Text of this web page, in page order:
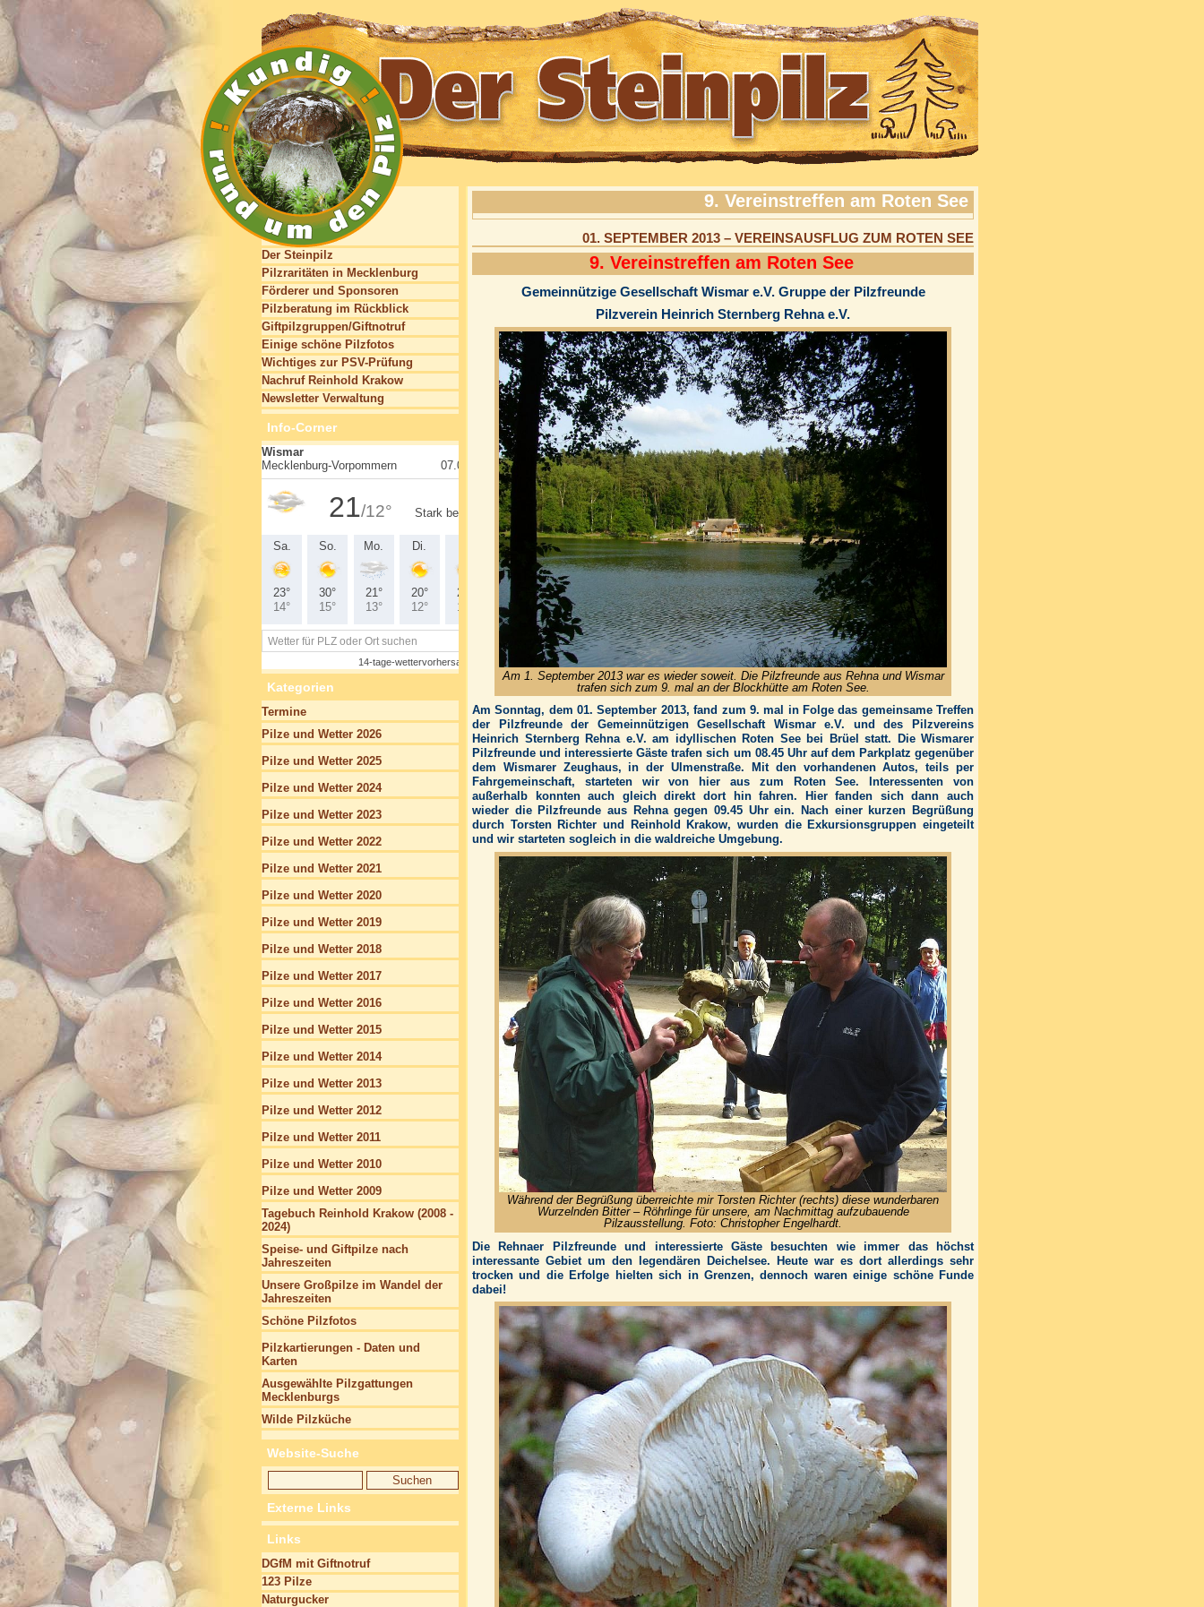
9. Vereinstreffen am Roten See
01. SEPTEMBER 2013 – VEREINSAUSFLUG ZUM ROTEN SEE
9. Vereinstreffen am Roten See
Gemeinnützige Gesellschaft Wismar e.V. Gruppe der Pilzfreunde
Pilzverein Heinrich Sternberg Rehna e.V.
Am 1. September 2013 war es wieder soweit. Die Pilzfreunde aus Rehna und Wismar
trafen sich zum 9. mal an der Blockhütte am Roten See.
Am Sonntag, dem 01. September 2013, fand zum 9. mal in Folge das gemeinsame Treffen
der Pilzfreunde der Gemeinnützigen Gesellschaft Wismar e.V. und des Pilzvereins
Heinrich Sternberg Rehna e.V. am idyllischen Roten See bei Brüel statt. Die Wismarer
Pilzfreunde und interessierte Gäste trafen sich um 08.45 Uhr auf dem Parkplatz gegenüber
dem Wismarer Zeughaus, in der Ulmenstraße. Mit den vorhandenen Autos, teils per
Fahrgemeinschaft, starteten wir von hier aus zum Roten See. Interessenten von
außerhalb konnten auch gleich direkt dort hin fahren. Hier fanden sich dann auch
wieder die Pilzfreunde aus Rehna gegen 09.45 Uhr ein. Nach einer kurzen Begrüßung
durch Torsten Richter und Reinhold Krakow, wurden die Exkursionsgruppen eingeteilt
und wir starteten sogleich in die waldreiche Umgebung.
Während der Begrüßung überreichte mir Torsten Richter (rechts) diese wunderbaren
Wurzelnden Bitter – Röhrlinge für unsere, am Nachmittag aufzubauende
Pilzausstellung. Foto: Christopher Engelhardt.
Die Rehnaer Pilzfreunde und interessierte Gäste besuchten wie immer das höchst
interessante Gebiet um den legendären Deichelsee. Heute war es dort allerdings sehr
trocken und die Erfolge hielten sich in Grenzen, dennoch waren einige schöne Funde
dabei!
Der Steinpilz
Pilzraritäten in Mecklenburg
Förderer und Sponsoren
Pilzberatung im Rückblick
Giftpilzgruppen/Giftnotruf
Einige schöne Pilzfotos
Wichtiges zur PSV-Prüfung
Nachruf Reinhold Krakow
Newsletter Verwaltung
Info-Corner
Kategorien
Termine
Pilze und Wetter 2026
Pilze und Wetter 2025
Pilze und Wetter 2024
Pilze und Wetter 2023
Pilze und Wetter 2022
Pilze und Wetter 2021
Pilze und Wetter 2020
Pilze und Wetter 2019
Pilze und Wetter 2018
Pilze und Wetter 2017
Pilze und Wetter 2016
Pilze und Wetter 2015
Pilze und Wetter 2014
Pilze und Wetter 2013
Pilze und Wetter 2012
Pilze und Wetter 2011
Pilze und Wetter 2010
Pilze und Wetter 2009
Tagebuch Reinhold Krakow (2008 -
2024)
Speise- und Giftpilze nach
Jahreszeiten
Unsere Großpilze im Wandel der
Jahreszeiten
Schöne Pilzfotos
Pilzkartierungen - Daten und
Karten
Ausgewählte Pilzgattungen
Mecklenburgs
Wilde Pilzküche
Website-Suche
Externe Links
Links
DGfM mit Giftnotruf
123 Pilze
Naturgucker